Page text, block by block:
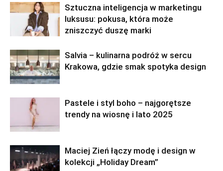
Sztuczna inteligencja w marketingu
luksusu: pokusa, która może
zniszczyć duszę marki
Salvia – kulinarna podróż w sercu
Krakowa, gdzie smak spotyka design
Pastele i styl boho – najgorętsze
trendy na wiosnę i lato 2025
Maciej Zień łączy modę i design w
kolekcji „Holiday Dream”